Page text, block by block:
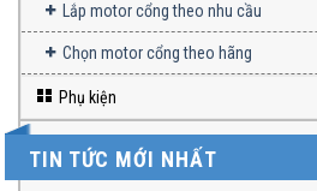
Lắp motor cổng theo nhu cầu
Chọn motor cổng theo hãng
Phụ kiện
TIN TỨC MỚI NHẤT